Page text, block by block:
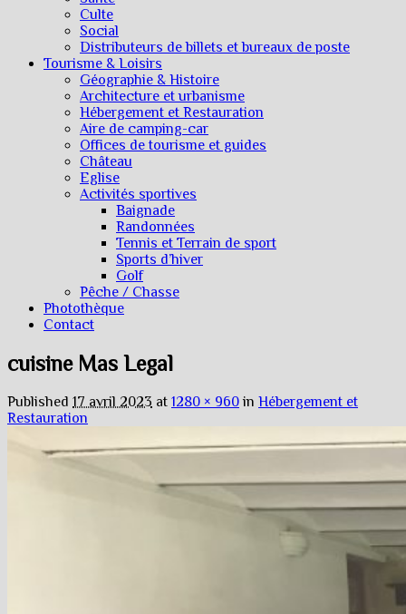
Culte
Social
Distributeurs de billets et bureaux de poste
Tourisme & Loisirs
Géographie & Histoire
Architecture et urbanisme
Hébergement et Restauration
Aire de camping-car
Offices de tourisme et guides
Château
Eglise
Activités sportives
Baignade
Randonnées
Tennis et Terrain de sport
Sports d’hiver
Golf
Pêche / Chasse
Photothèque
Contact
cuisine Mas Legal
Published 17 avril 2023 at 1280 × 960in Hébergement et
Restauration